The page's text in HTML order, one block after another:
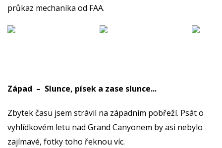
průkaz mechanika od FAA.
Západ – Slunce, písek a zase slunce...
Zbytek času jsem strávil na západním pobřeží. Psát o
vyhlídkovém letu nad Grand Canyonem by asi nebylo
zajímavé, fotky toho řeknou víc.